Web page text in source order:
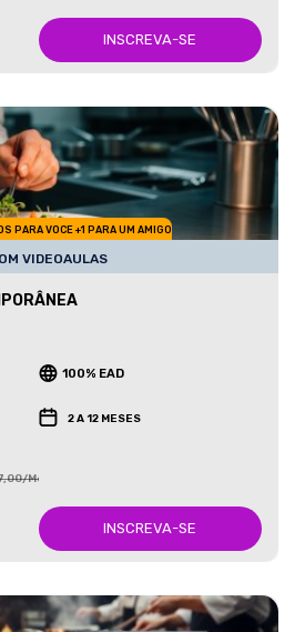
INSCREVA-SE
PARA VOCE +1 PARA UM AMIGO
VIDEOAULAS
100% EAD
2 A 12 MESES
Mês
INSCREVA-SE